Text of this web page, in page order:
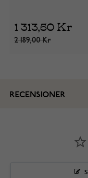
1 313,50 Kr
2 189,00 Kr
RECENSIONER